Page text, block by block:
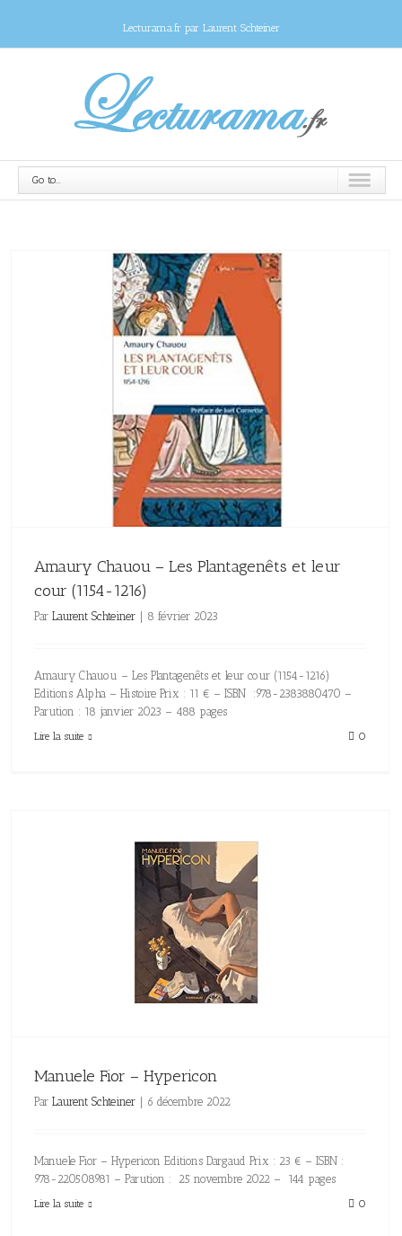
Lecturama.fr par Laurent Schteiner
Go to...
Amaury Chauou – Les Plantagenêts et leur
cour (1154-1216)
Par Laurent Schteiner 8 février 2023
Amaury Chauou – Les Plantagenêts et leur cour (1154-1216)
Editions Alpha – Histoire Prix : 11 € – ISBN :978-2383880470 –
Parution : 18 janvier 2023 – 488 pages
Lire la suite 0
Manuele Fior – Hypericon
Par Laurent Schteiner 6 décembre 2022
Manuele Fior – Hypericon Editions Dargaud Prix : 23 € – ISBN :
978-220508981 – Parution : 25 novembre 2022 – 144 pages
Lire la suite 0